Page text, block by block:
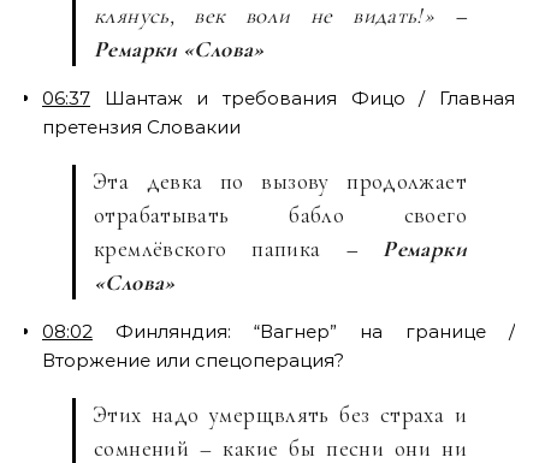
клянусь, век воли не видать!»
–
Ремарки «Слова»
06:37 Шантаж и требования Фицо / Главная
претензия Словакии
Эта девка по вызову продолжает
отрабатывать бабло своего
кремлёвского папика – Ремарки
«Слова»
08:02 Финляндия: “Вагнер” на границе /
Вторжение или спецоперация?
Этих надо умерщвлять без страха и
сомнений – какие бы песни они ни